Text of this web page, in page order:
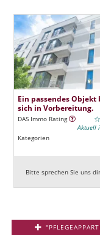
Ein passendes Objekt
sich in Vorbereitung.
DAS Immo Rating
Aktuell
Kategorien
Bitte sprechen Sie uns